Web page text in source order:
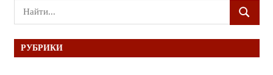
Поиск
для:
ПОИСК
РУБРИКИ